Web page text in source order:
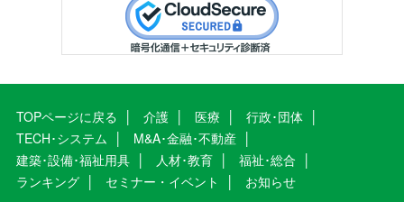
TOPページに戻る 介護 医療
行政･団体
TECH･システム
M&A･金融･不動産
建築･設備･福祉用具
人材･教育
福祉･総合
ランキング
セミナー・イベント
お知らせ